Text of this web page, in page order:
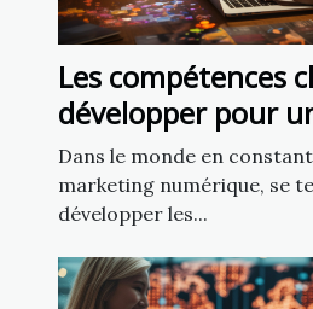
Les compétences
développer pour
réussie en
numérique
Dans le monde en
marketing numérique, se
développer les...